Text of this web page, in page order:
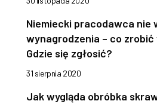
Niemiecki pracodawca nie
wynagrodzenia – co
Gdzie się zgłosić?
31 sierpnia 2020
Jak wygląda obróbka